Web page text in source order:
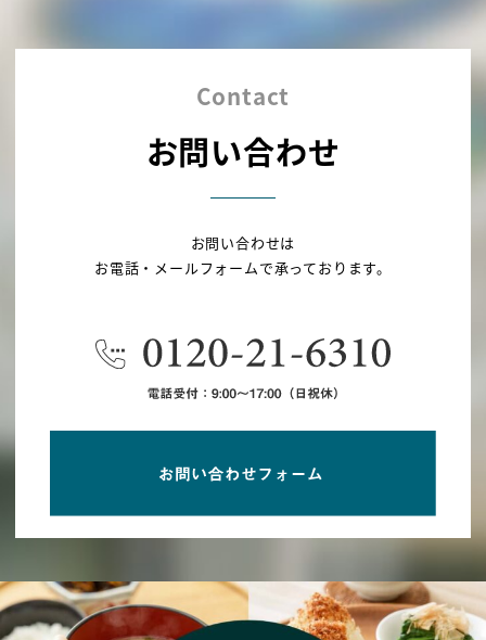
Contact
お問い合わせ
お問い合わせは
お電話・メールフォームで承っております。